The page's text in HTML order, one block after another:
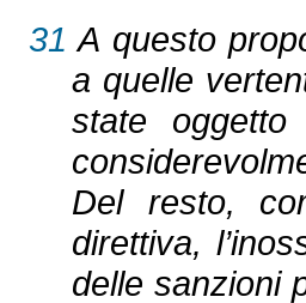
31 A questo
a quelle
state
Del resto,
direttiva,
delle sanzioni